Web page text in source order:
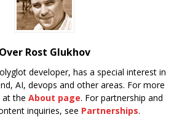
Over Rost Glukhov
developer, has a special interest in
AI, devops and other areas. For more
at the About page. For partnership and
inquiries, see Partnerships.